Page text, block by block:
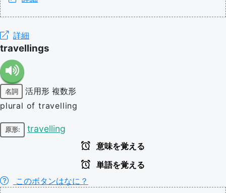
詳細
travellings
名詞 活用形 複数形
plural of travelling
原形: travelling
意味を覚える
単語を覚える
このボタンはなに？